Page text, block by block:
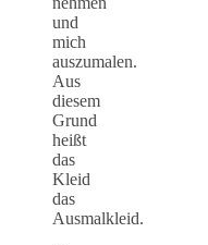
und
mich
auszumalen.
Aus
diesem
Grund
heißt
das
Kleid
das
Ausmalkleid.